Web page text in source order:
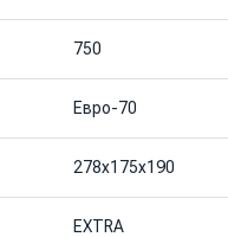
750
Евро-70
278х175х190
EXTRA